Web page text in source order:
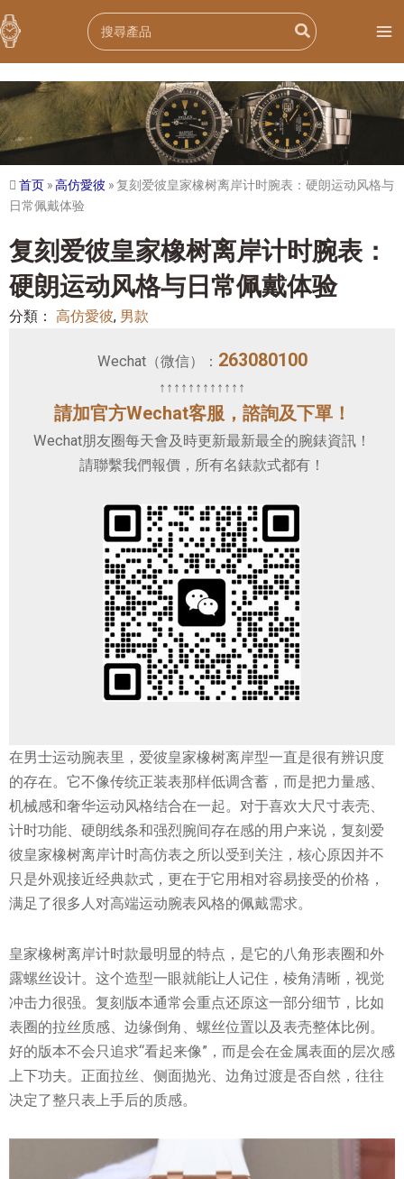
跳
至
内
容
Search
for:
首页 »高仿愛彼 »复刻爱彼皇家橡树离岸计时腕表：硬朗运动风格与
日常佩戴体验
复刻爱彼皇家橡树离岸计时腕表：
硬朗运动风格与日常佩戴体验
分類： 高仿愛彼, 男款
Wechat（微信）： 263080100
↑↑↑↑↑↑↑↑↑↑↑↑
請加官方Wechat客服，諮詢及下單！
Wechat朋友圈每天會及時更新最新最全的腕錶資訊！
請聯繫我們報價，所有名錶款式都有！
在男士运动腕表里，爱彼皇家橡树离岸型一直是很有辨识度
的存在。它不像传统正装表那样低调含蓄，而是把力量感、
机械感和奢华运动风格结合在一起。对于喜欢大尺寸表壳、
计时功能、硬朗线条和强烈腕间存在感的用户来说，复刻爱
彼皇家橡树离岸计时高仿表之所以受到关注，核心原因并不
只是外观接近经典款式，更在于它用相对容易接受的价格，
满足了很多人对高端运动腕表风格的佩戴需求。
皇家橡树离岸计时款最明显的特点，是它的八角形表圈和外
露螺丝设计。这个造型一眼就能让人记住，棱角清晰，视觉
冲击力很强。复刻版本通常会重点还原这一部分细节，比如
表圈的拉丝质感、边缘倒角、螺丝位置以及表壳整体比例。
好的版本不会只追求“看起来像”，而是会在金属表面的层次感
上下功夫。正面拉丝、侧面抛光、边角过渡是否自然，往往
决定了整只表上手后的质感。